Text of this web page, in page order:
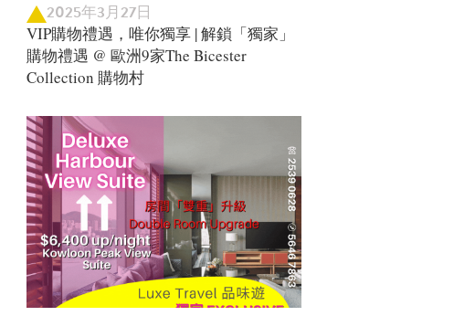
2025年3月27日
VIP購物禮遇，唯你獨享 | 解鎖「獨家」
購物禮遇 @ 歐洲9家The Bicester
Collection 購物村